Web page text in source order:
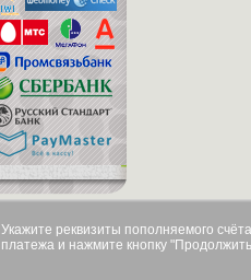
Укажите реквизиты пополняемого
платежа и нажмите кнопку